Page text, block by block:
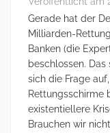
Gerade hat der
Milliarden-
Banken (die
beschlossen.
sich die Frage
Rettungsschirme
existentiellere
Brauchen wir